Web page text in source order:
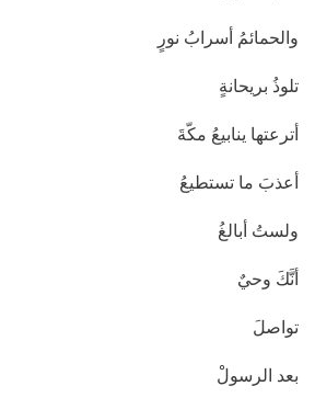
والحمائمُ أسرابُ نورٍ
تلوذُ بريحانةٍ
أترعتها ينابيعُ مكّةَ
أعذبَ ما تستطيعُ
ولستُ أبالغُ
أنَّكَ وحيٌ
تواصلَ
بعد الرسولْ